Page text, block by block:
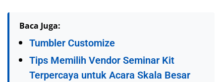
Baca Juga:
Tumbler Customize
Tips Memilih Vendor Seminar Kit
Terpercaya untuk Acara Skala Besar